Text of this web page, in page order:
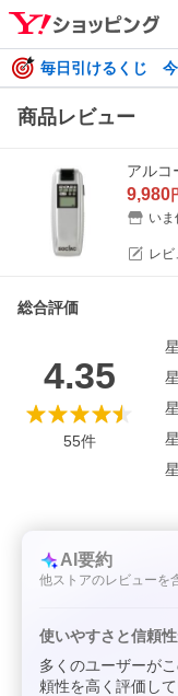
毎日引けるくじ
商品レビュー
9,980
いま
レビ
総合評価
4.35
55件
星
星
AI要約
他ストアのレビューを
使いやすさと信頼
多くのユーザーが
頼性を高く評価し